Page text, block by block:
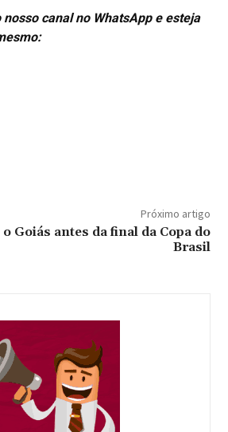
canal no WhatsApp e esteja
Próximo artigo
Goiás antes da final da Copa do
Brasil